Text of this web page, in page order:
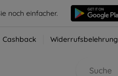
noch einfacher.
Cashback Widerrufsbelehrung